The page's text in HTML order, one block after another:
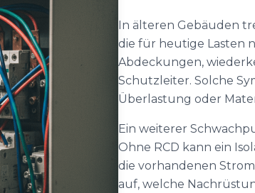
In älteren Gebäuden
die für heutige Lasten
Abdeckungen,
Schutzleiter. Solche
Überlastung oder
Ein weiterer
Ohne RCD kann ein
die vorhandenen
auf, welche